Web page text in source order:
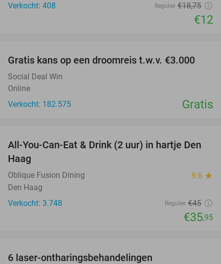
Verkocht: 408
Regulier €18,75
€12
Gratis kans op een droomreis t.w.v. €3.000
Social Deal Win
Online
Verkocht: 182.575
Gratis
20%
All-You-Can-Eat & Drink (2 uur) in hartje Den
Haag
Oblique Fusion Dining 9.6 star
Den Haag
Verkocht: 3.748
Regulier €45
€35,95
6 laser-ontharingsbehandelingen